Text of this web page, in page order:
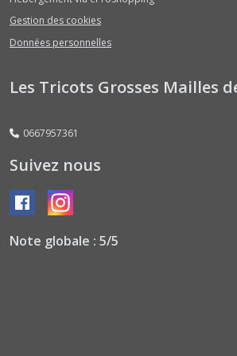
Gestion des cookies
Données personnelles
Les Tricots Grosses Mailles
0667957361
Suivez nous
Note globale : 5/5